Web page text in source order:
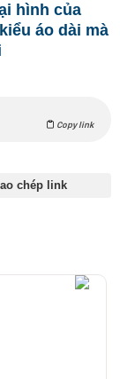
hình của
áo dài mà
Copy link
chép link